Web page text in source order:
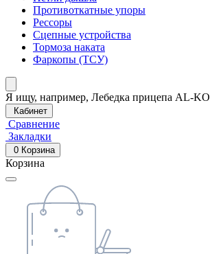
Противоткатные упоры
Рессоры
Сцепные устройства
Тормоза наката
Фаркопы (ТСУ)
Я ищу, например, Лебедка прицепа AL-KO
Кабинет
Сравнение
Закладки
0 Корзина
Корзина